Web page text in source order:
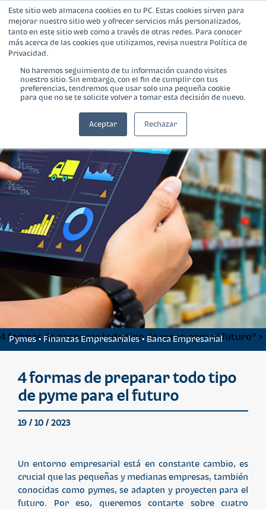
Este sitio web almacena cookies en tu PC. Estas cookies sirven para
mejorar nuestro sitio web y ofrecer servicios más personalizados,
tanto en este sitio web como a través de otras redes. Para conocer
más acerca de las cookies que utilizamos, revisa nuestra Política de
Privacidad.
No haremos seguimiento de tu información cuando visites
nuestro sitio. Sin embargo, con el fin de cumplir con tus
preferencias, tendremos que usar solo una pequeña cookie
para que no se te solicite volver a tomar esta decisión de nuevo.
Aceptar Rechazar
¿Qué es Banca Empresarial?
Calculadora
Contáctanos
4 formas de preparar todo tipo de pyme para el futuro">
Pymes • Finanzas Empresariales • Banca Empresarial
4 formas de preparar todo tipo
de pyme para el futuro
19 / 10 / 2023
Un entorno empresarial está en constante cambio, es
crucial que las pequeñas y medianas empresas, también
conocidas como pymes, se adapten y proyecten para el
futuro. Por eso, queremos contarte sobre cuatro